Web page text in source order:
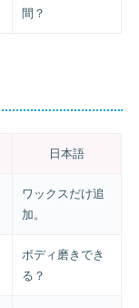
間？
日本語
ワックスだけ追
加。
ボディ磨きでき
る？